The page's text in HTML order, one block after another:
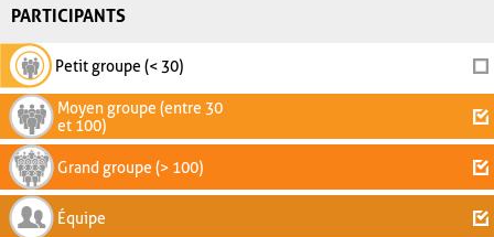
PARTICIPANTS
Petit groupe (< 30)
Moyen groupe (entre 30
et 100)
Grand groupe (> 100)
Équipe